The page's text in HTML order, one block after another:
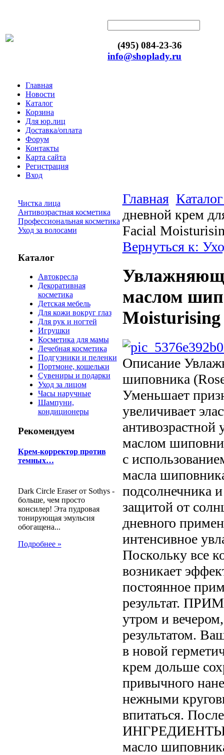
(495) 084-23-36
info@shoplady.ru
Главная
Новости
Каталог
Корзина
Для юр.лиц
Доставка/оплата
Форум
Контакты
Карта сайта
Регистрация
Вход
Чистка лица
Антивозрастная косметика
Профессиональная косметика
Уход за волосами
Каталог
Автокресла
Декоративная
косметика
Детская мебель
Для кожи вокруг глаз
Для рук и ногтей
Игрушки
Косметика для мамы
Лечебная косметика
Подгузники и пеленки
Портмоне, кошельки
Сувениры и подарки
Уход за лицом
Часы наручные
Шампуни,
кондиционеры
Рекомендуем
Крем-корректор против
темных…
Dark Circle Eraser от Sothys -
больше, чем просто
консилер! Эта пудровая
тонирующая эмульсия
обогащена...
Подробнее »
Главная
дневной крем
Facial
Вернуться к:
маслом
Описание
шиповника
Уменьшает
увеличивает
маслом
с
масла
подсолнечника
защитой от
дневного
интенсивное
Поскольку все
возникает
постоянное
результат.
утром и
результатом.
в новой
крем дольше
привычного
нежными
впитаться.
ИНГРЕДИЕНТЫ
масло